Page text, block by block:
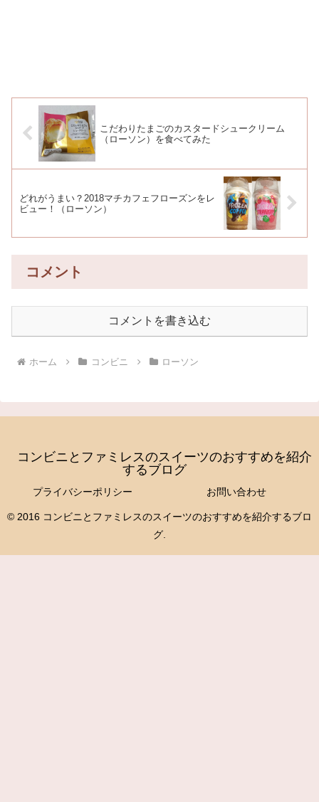
こだわりたまごのカスタードシュークリーム
（ローソン）を食べてみた
どれがうまい？2018マチカフェフローズンをレ
ビュー！（ローソン）
コメント
コメントを書き込む
ホーム コンビニ ローソン
コンビニとファミレスのスイーツのおすすめを紹介
するブログ
プライバシーポリシー お問い合わせ
© 2016 コンビニとファミレスのスイーツのおすすめを紹介するブロ
グ.